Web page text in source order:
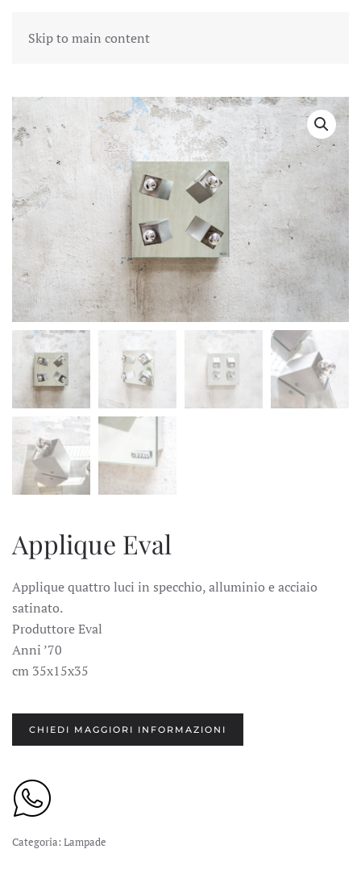
Skip to main content
Applique Eval
Applique quattro luci in specchio, alluminio e acciaio
satinato.
Produttore Eval
Anni ’70
cm 35x15x35
CHIEDI MAGGIORI INFORMAZIONI
Categoria: Lampade